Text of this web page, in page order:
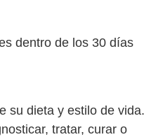
dentro de los 30 días
su dieta y estilo de vida.
tratar, curar o